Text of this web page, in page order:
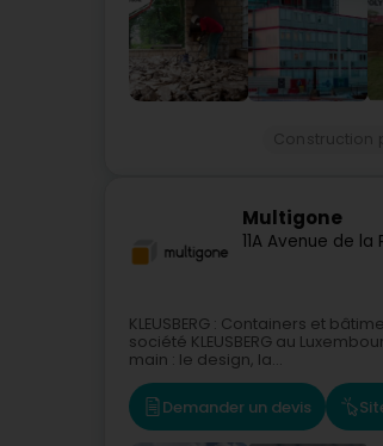
Multigone
11A Avenue de la
KLEUSBERG : Containers et
société KLEUSBERG au
main : le design, la...
Demander un devis